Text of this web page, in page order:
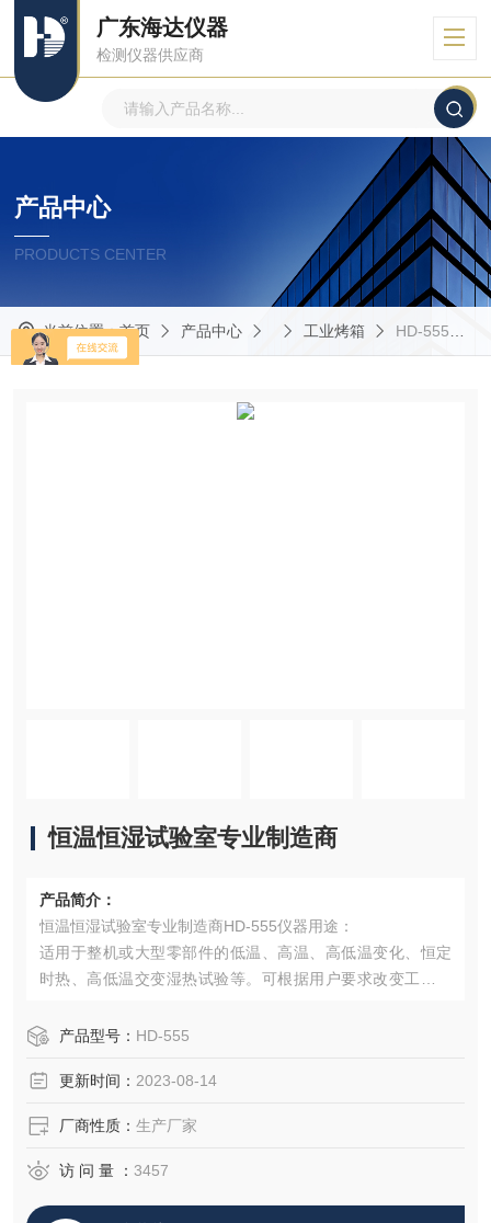
广东海达仪器
检测仪器供应商
产品中心
PRODUCTS CENTER
当前位置：首页 产品中心 工业烤箱 HD-555恒温恒湿试验室专业制造商
恒温恒湿试验室专业制造商
产品简介：
恒温恒湿试验室专业制造商HD-555仪器用途：
适用于整机或大型零部件的低温、高温、高低温变化、恒定
时热、高低温交变湿热试验等。可根据用户要求改变工作室
计，能满足不同客户的需求；采用触摸屏，PLC程控器。
产品型号： HD-555
更新时间： 2023-08-14
厂商性质： 生产厂家
访 问 量 ： 3457